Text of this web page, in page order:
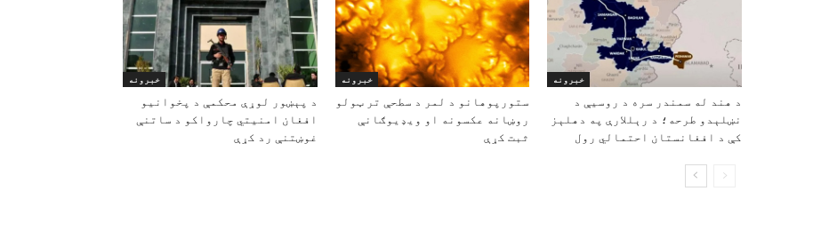
خبرونه
د هند له سمندر سره د روسیې د
نښلېدو طرحه؛ د رېللارې په دهلېز
کې د افغانستان احتمالي رول
خبرونه
ستورپوهانو د لمر د سطحې تر ټولو
روښانه عکسونه او ویډیوګانې
ثبت کړې
خبرونه
د پېښور لوړې محکمې د پخوانیو
افغان امنیتي چارواکو د ساتنې
غوښتنې رد کړې